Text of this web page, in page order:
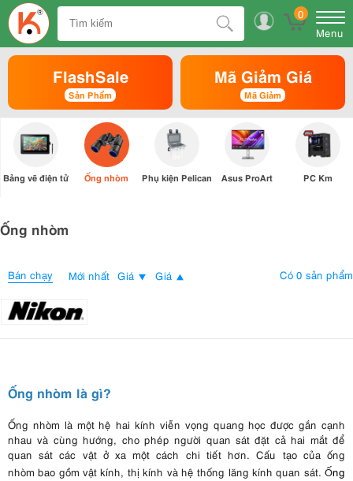
0
Menu
FlashSale
Sản Phẩm
Mã Giảm Giá
Mã Giảm
Bảng vẽ điện tử Ống nhòm Phụ kiện Pelican Asus ProArt PC Km
Ống nhòm
Bán chạy Mới nhất Giá Giá Có 0 sản phẩm
Ống nhòm là gì?
Ống nhòm là một hệ hai kính viễn vọng quang học được gắn cạnh
nhau và cùng hướng, cho phép người quan sát đặt cả hai mắt để
quan sát các vật ở xa một cách chi tiết hơn. Cấu tạo của ống
nhòm bao gồm vật kính, thị kính và hệ thống lăng kính quan sát. Ống